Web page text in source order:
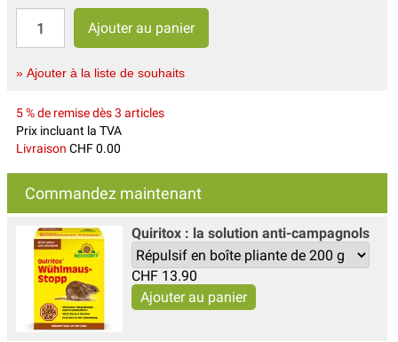
» Ajouter à la liste de souhaits
5 % de remise dès 3 articles
Prix incluant la TVA
Livraison CHF 0.00
Commandez maintenant
Quiritox : la solution anti-campagnols
CHF 13.90